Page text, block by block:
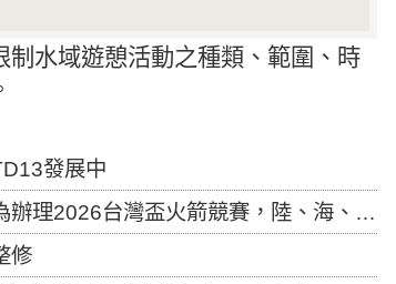
水域遊憩活動之種類、範圍、時
發展中
盃火箭競賽，陸、海、空域警戒及協調相關事宜，因颱風備案事宜
修